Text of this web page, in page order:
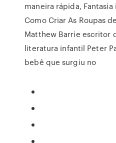
maneira rápida,
Como Criar As Roupas
Matthew Barrie escritor
literatura infantil Peter
bebê que surgiu no